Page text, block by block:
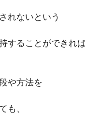
れないという
することができれば
や方法を
も、